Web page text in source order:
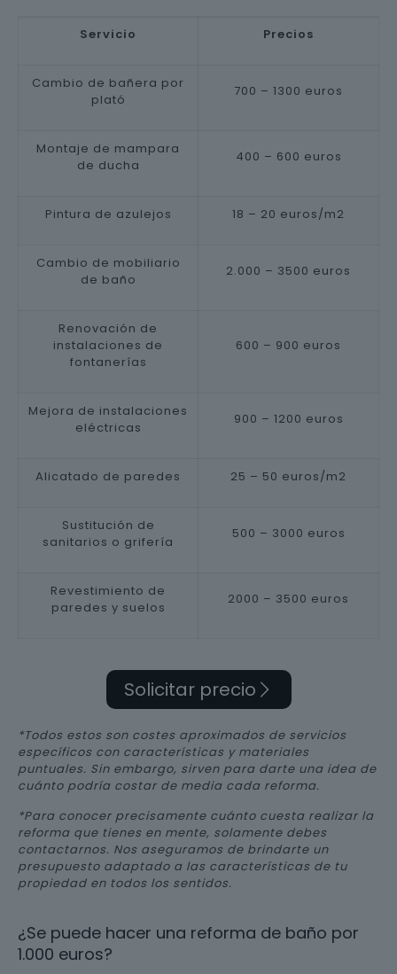
Servicio Precios
Cambio de bañera por
plató
700 – 1300 euros
Montaje de mampara
de ducha
400 – 600 euros
Pintura de azulejos 18 – 20 euros/m2
Cambio de mobiliario
de baño
2.000 – 3500 euros
Renovación de
instalaciones de
fontanerías
600 – 900 euros
Mejora de instalaciones
eléctricas
900 – 1200 euros
Alicatado de paredes 25 – 50 euros/m2
Sustitución de
sanitarios o grifería
500 – 3000 euros
Revestimiento de
paredes y suelos
2000 – 3500 euros
Solicitar precio
*Todos estos son costes aproximados de servicios
específicos con características y materiales
puntuales. Sin embargo, sirven para darte una idea de
cuánto podría costar de media cada reforma.
*Para conocer precisamente cuánto cuesta realizar la
reforma que tienes en mente, solamente debes
contactarnos. Nos aseguramos de brindarte un
presupuesto adaptado a las características de tu
propiedad en todos los sentidos.
¿Se puede hacer una reforma de baño por
1.000 euros?